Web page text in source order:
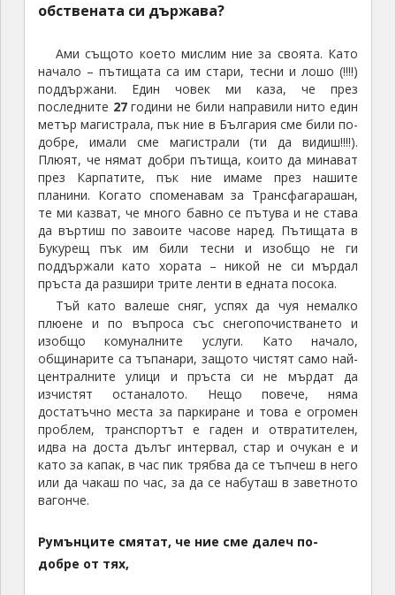
обствената си държава?
Ами същото което мислим ние за своята. Като
начало – пътищата са им стари, тесни и лошо (!!!!)
поддържани. Един човек ми каза, че през
последните 27години не били направили нито един
метър магистрала, пък ние в България сме били по-
добре, имали сме магистрали (ти да видиш!!!!).
Плюят, че нямат добри пътища, които да минават
през Карпатите, пък ние имаме през нашите
планини. Когато споменавам за Трансфагарашан,
те ми казват, че много бавно се пътува и не става
да въртиш по завоите часове наред. Пътищата в
Букурещ пък им били тесни и изобщо не ги
поддържали като хората – никой не си мърдал
пръста да разшири трите ленти в едната посока.
Тъй като валеше сняг, успях да чуя немалко
плюене и по въпроса със снегопочистването и
изобщо комуналните услуги. Като начало,
общинарите са тъпанари, защото чистят само най-
централните улици и пръста си не мърдат да
изчистят останалото. Нещо повече, няма
достатъчно места за паркиране и това е огромен
проблем, транспортът е гаден и отвратителен,
идва на доста дълъг интервал, стар и очукан е и
като за капак, в час пик трябва да се тъпчеш в него
или да чакаш по час, за да се набуташ в заветното
вагонче.
Румънците смятат, че ние сме далеч по-
добре от тях,